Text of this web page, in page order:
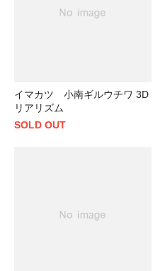
イマカツ 小南ギルウチワ 3D
リアリズム
SOLD OUT